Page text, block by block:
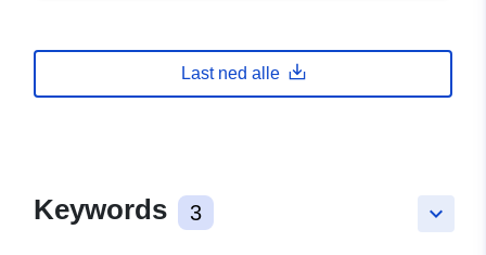
Last ned alle
keyboard_arrow_down
Keywords 3